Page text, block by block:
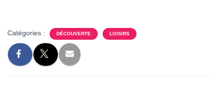
Catégories : DÉCOUVERTE LOISIRS